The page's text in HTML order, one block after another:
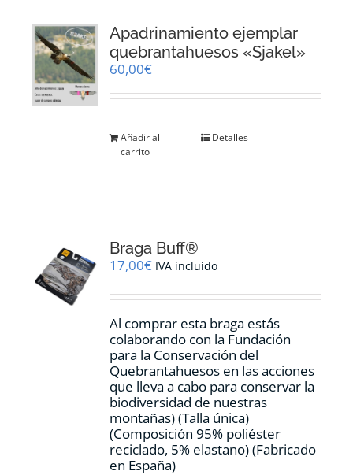
Apadrinamiento ejemplar
quebrantahuesos «Sjakel»
60,00€
Añadir al
carrito
Detalles
Braga Buff®
17,00€ IVA incluido
Al comprar esta braga estás
colaborando con la Fundación
para la Conservación del
Quebrantahuesos en las acciones
que lleva a cabo para conservar la
biodiversidad de nuestras
montañas) (Talla única)
(Composición 95% poliéster
reciclado, 5% elastano) (Fabricado
en España)